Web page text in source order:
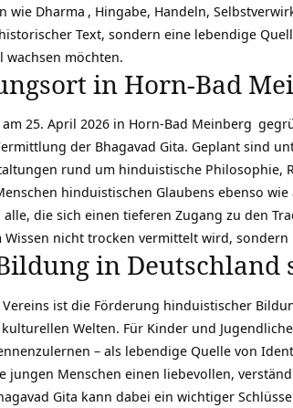
wie Dharma , Hingabe, Handeln,
Text, sondern eine lebendige
möchten.
in Horn-Bad
25. April 2026 in Horn-Bad Meinberg
der Bhagavad Gita. Geplant sind
rund um hinduistische Philosophie,
hinduistischen Glaubens ebenso
die sich einen tieferen Zugang zu den
Wissen nicht trocken vermittelt wird,
in Deutschland
ist die Förderung hinduistischer
Welten. Für Kinder und
– als lebendige Quelle von
jungen Menschen einen liebevollen,
Gita kann dabei ein wichtiger